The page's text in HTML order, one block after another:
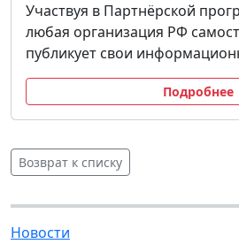
Участвуя в Партнёрской
любая организация РФ
публикует свои
Подробнее
Возврат к списку
Новости